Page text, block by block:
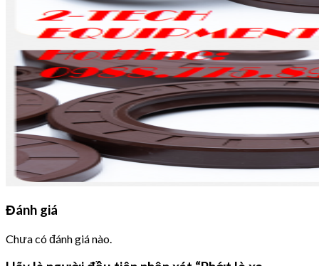
Đánh giá
Chưa có đánh giá nào.